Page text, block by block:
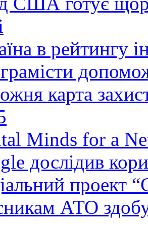
в рейтингу
карта
Minds for a
дослідив
проект
АТО